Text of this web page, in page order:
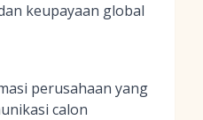
keupayaan global
perusahaan yang
calon